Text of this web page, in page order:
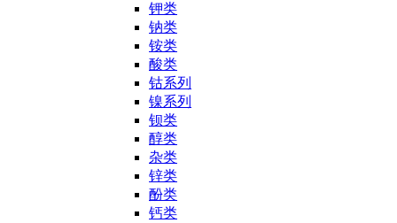
钾类
钠类
铵类
酸类
钴系列
镍系列
钡类
醇类
杂类
锌类
酚类
钙类